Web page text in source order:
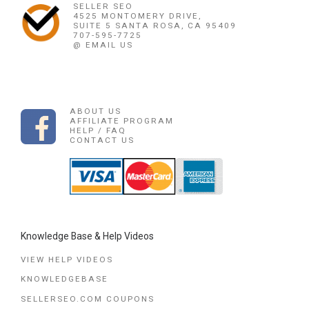
SELLER SEO
4525 MONTOMERY DRIVE,
SUITE 5 SANTA ROSA, CA 95409
707-595-7725
@ EMAIL US
ABOUT US
AFFILIATE PROGRAM
HELP / FAQ
CONTACT US
Knowledge Base & Help Videos
VIEW HELP VIDEOS
KNOWLEDGEBASE
SELLERSEO.COM COUPONS